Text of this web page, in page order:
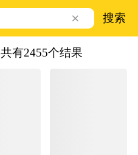
搜索
共有2455个结果